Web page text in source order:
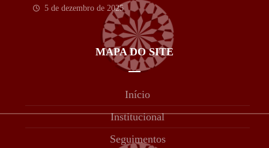
5 de dezembro de 2025
MAPA DO SITE
Início
Institucional
Seguimentos